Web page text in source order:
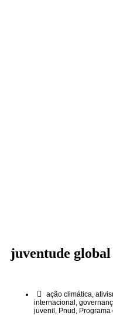
juventude global
ação climática
internacional
juvenil Pnud Programa